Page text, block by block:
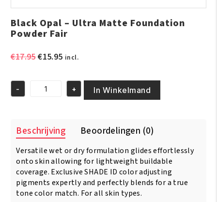
Black Opal – Ultra Matte Foundation
Powder Fair
€17.95Oorspronkelijke
€17.95.
€15.95Huidige
is:
€15.95.
incl.
Black
Matte
Foundation
Powder
Fair
aantal
- + In Winkelmand
Beschrijving Beoordelingen (0)
Versatile wet or dry formulation glides effortlessly
onto skin allowing for lightweight buildable
coverage. Exclusive SHADE ID color adjusting
pigments expertly and perfectly blends for a true
tone color match. For all skin types.